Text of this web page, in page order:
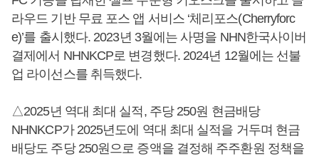
라우드 기반 무료 포스 앱 서비스 ‘체리포스(Cherryforc
e)’를 출시했다. 2023년 3월에는 사명을 NHN한국사이버
결제에서 NHNKCP로 변경했다. 2024년 12월에는 선불
업 라이선스를 취득했다.
△2025년 역대 최대 실적, 주당 250원 현금배당
NHNKCP가 2025년도에 역대 최대 실적을 거두며 현금
배당도 주당 250원으로 증액을 결정해 주주환원 정책을